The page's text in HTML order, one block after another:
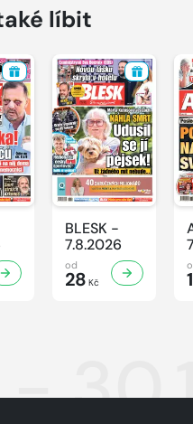
líbit
BLESK -
7.8.2026
od
28 Kč